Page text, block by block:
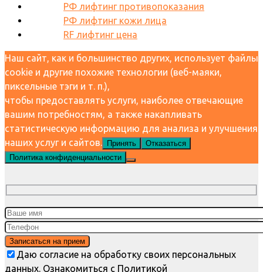
РФ лифтинг противопоказания
РФ лифтинг кожи лица
RF лифтинг цена
Наш сайт, как и большинство других, использует файлы
cookie и другие похожие технологии (веб-маяки,
пиксельные тэги и т. п.),
чтобы предоставлять услуги, наиболее отвечающие
вашим потребностям, а также накапливать
статистическую информацию для анализа и улучшения
наших услуг и сайтов.
Принять
Отказаться
Политика конфиденциальности
Даю согласие на обработку своих персональных
данных. Ознакомиться с Политикой